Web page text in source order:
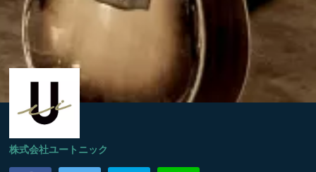
株式会社ユートニック